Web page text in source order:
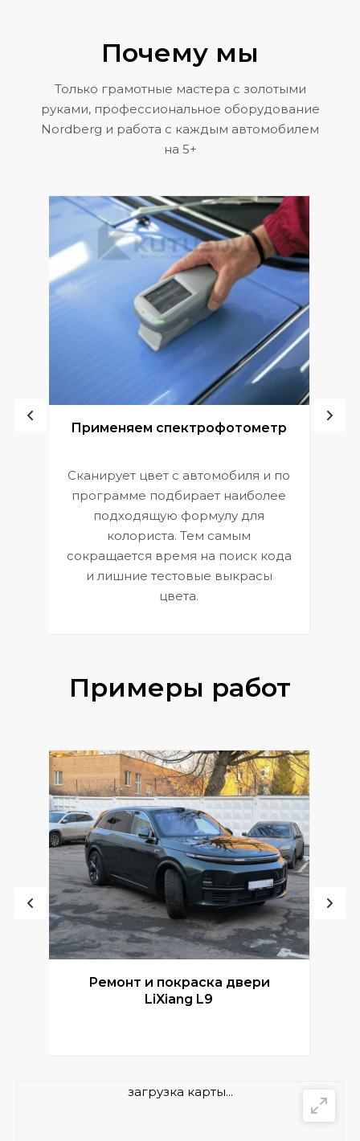
Почему мы
Только грамотные мастера с золотыми
руками, профессиональное оборудование
Nordberg и работа с каждым автомобилем
на 5+
Применяем спектрофотометр
Сканирует цвет с автомобиля и по
программе подбирает наиболее
подходящую формулу для
колориста. Тем самым
сокращается время на поиск кода
и лишние тестовые выкрасы
цвета.
Примеры работ
Ремонт и покраска двери
LiXiang L9
загрузка карты...